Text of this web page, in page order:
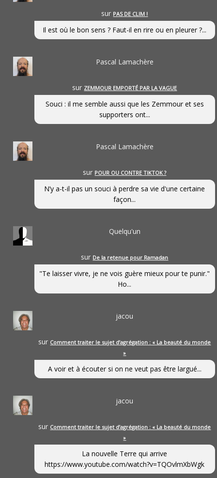
sur PAS DE CLIM !
Il est où le bon sens ? Faut-il en rire ou en pleurer ?...
Pascal Lamachère
sur ZEMMOUR EMPORTÉ PAR LA VAGUE
Souci : il me semble aussi que les Zemmour et ses
supporters ont...
Pascal Lamachère
sur POUR OU CONTRE TIKTOK ?
N’y a-t-il pas un souci à perdre sa vie d'une certaine
façon...
Quelqu'un
sur De la retenue pour Ramadan
"Te laisser vivre, je ne vois guère mieux pour te punir."
Ho...
jacou
sur Comment traiter le sujet d’agrégation : « La beauté du monde
»
A voir et à écouter si on ne veut pas être largué...
jacou
sur Comment traiter le sujet d’agrégation : « La beauté du monde
»
La nouvelle Terre qui arrive
https://www.youtube.com/watch?v=TQOvlmXbWgk